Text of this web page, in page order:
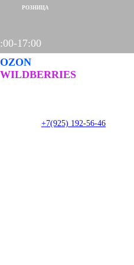
17:00
+7(925) 192-56-46
OZON
РОЗНИЦА
WILDBERRIES